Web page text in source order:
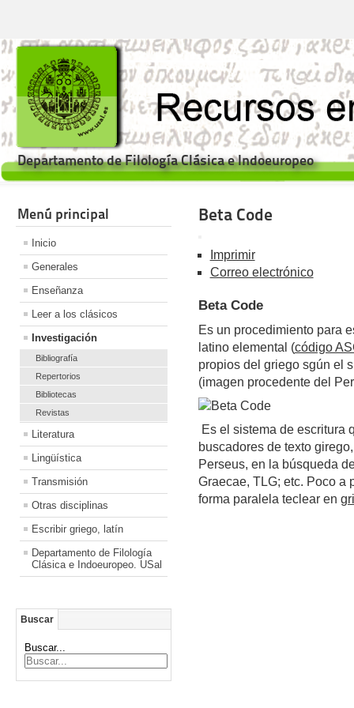
Departamento de Filología Clásica e Indoeuropeo
Menú principal
Inicio
Generales
Enseñanza
Leer a los clásicos
Investigación
Bibliografía
Repertorios
Bibliotecas
Revistas
Literatura
Lingüística
Transmisión
Otras disciplinas
Escribir griego, latín
Departamento de Filología
Clásica e Indoeuropeo. USal
Buscar
Buscar...
Beta Code
Imprimir
Correo electrónico
Beta Code
Es un procedimiento para
latino elemental (código
propios del griego sgún el
(imagen procedente del
Es el sistema de escritura
buscadores de texto
Perseus, en la búsqueda
Graecae, TLG; etc. Poco a
forma paralela teclear en